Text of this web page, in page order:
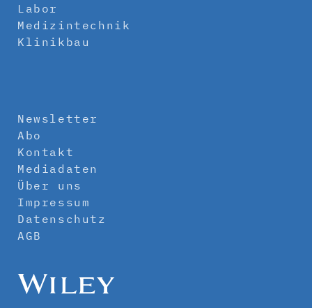
Labor
Medizintechnik
Klinikbau
Newsletter
Abo
Kontakt
Mediadaten
Über uns
Impressum
Datenschutz
AGB